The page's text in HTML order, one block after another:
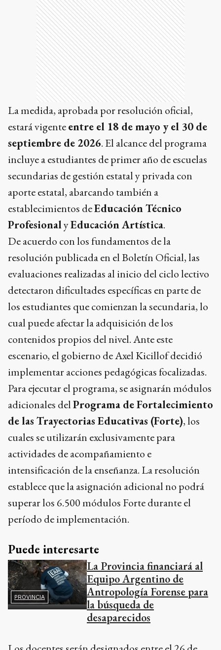
La medida, aprobada por resolución oficial,
estará vigenteentre el 18 de mayo y el 30 de
septiembre de 2026. El alcance del programa
incluye a estudiantes de primer año de escuelas
secundarias de gestión estatal y privada con
aporte estatal, abarcando también a
establecimientos deEducación Técnico
ProfesionalyEducación Artística.
De acuerdo con los fundamentos de la
resolución publicada en el Boletín Oficial, las
evaluaciones realizadas al inicio del ciclo lectivo
detectaron dificultades específicas en parte de
los estudiantes que comienzan la secundaria, lo
cual puede afectar la adquisición de los
contenidos propios del nivel. Ante este
escenario, el gobierno de Axel Kicillof decidió
implementar acciones pedagógicas focalizadas.
Para ejecutar el programa, se asignarán módulos
adicionales delPrograma de Fortalecimiento
de las Trayectorias Educativas (Forte), los
cuales se utilizarán exclusivamente para
actividades de acompañamiento e
intensificación de la enseñanza. La resolución
establece que la asignación adicional no podrá
superar los 6.500 módulos Forte durante el
período de implementación.
Puede interesarte
PROVINCIA
La Provincia financiará al
Equipo Argentino de
Antropología Forense para
la búsqueda de
desaparecidos